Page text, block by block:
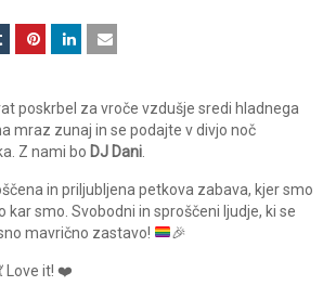
poskrbel za vroče vzdušje sredi hladnega
mraz zunaj in se podajte v divjo noč
Z nami bo DJ Dani
in priljubljena petkova zabava, kjer smo
kar smo. Svobodni in sproščeni ljudje, ki se
mavrično zastavo!
🎉
Love it! ❤️